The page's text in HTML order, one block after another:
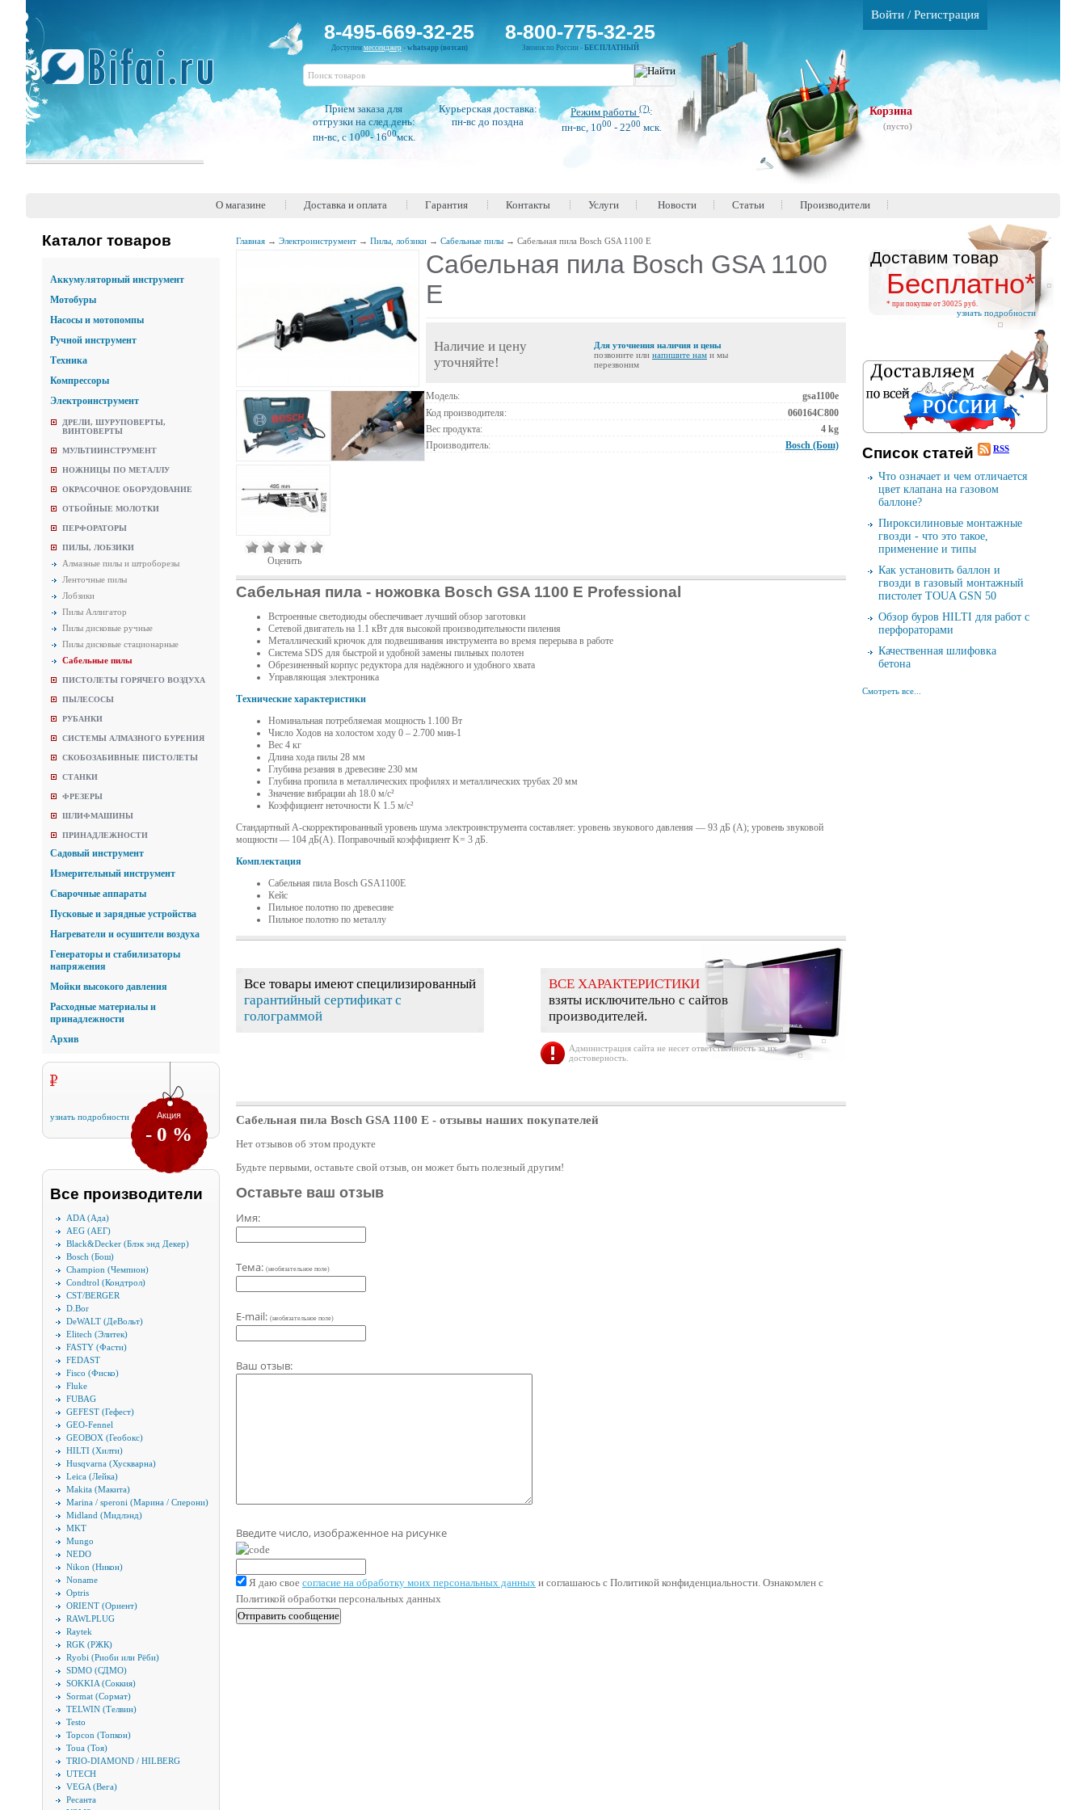
Войти /Регистрация
8-495-669-32-25
Доступен мессенджер- whatsapp (вотсап)
8-800-775-32-25
Звонок по России - БЕСПЛАТНЫЙ
Прием заказа для
отгрузки на след.день:
пн-вс, c 1000- 1600мск.
Курьерская доставка:
пн-вс до поздна
Режим работы(?):
пн-вс, 1000 - 2200 мск.
Корзина
(пусто)
О магазине Доставка и оплата Гарантия Контакты Услуги Новости Статьи Производители
Каталог товаров
Аккумуляторный инструмент
Мотобуры
Насосы и мотопомпы
Ручной инструмент
Техника
Компрессоры
Электроинструмент
ДРЕЛИ, ШУРУПОВЕРТЫ,
ВИНТОВЕРТЫ
МУЛЬТИИНСТРУМЕНТ
НОЖНИЦЫ ПО МЕТАЛЛУ
ОКРАСОЧНОЕ ОБОРУДОВАНИЕ
ОТБОЙНЫЕ МОЛОТКИ
ПЕРФОРАТОРЫ
ПИЛЫ, ЛОБЗИКИ
Алмазные пилы и штроборезы
Ленточные пилы
Лобзики
Пилы Аллигатор
Пилы дисковые ручные
Пилы дисковые стационарные
Сабельные пилы
ПИСТОЛЕТЫ ГОРЯЧЕГО ВОЗДУХА
ПЫЛЕСОСЫ
РУБАНКИ
СИСТЕМЫ АЛМАЗНОГО БУРЕНИЯ
СКОБОЗАБИВНЫЕ ПИСТОЛЕТЫ
СТАНКИ
ФРЕЗЕРЫ
ШЛИФМАШИНЫ
ПРИНАДЛЕЖНОСТИ
Садовый инструмент
Измерительный инструмент
Сварочные аппараты
Пусковые и зарядные устройства
Нагреватели и осушители воздуха
Генераторы и стабилизаторы
напряжения
Мойки высокого давления
Расходные материалы и
принадлежности
Архив
Акция
- 0 %
узнать подробности
Все производители
ADA (Ада)
AEG (АЕГ)
Black&Decker (Блэк энд Декер)
Bosch (Бош)
Champion (Чемпион)
Condtrol (Кондтрол)
CST/BERGER
D.Bor
DeWALT (ДеВольт)
Elitech (Элитек)
FASTY (Фасти)
FEDAST
Fisco (Фиско)
Fluke
FUBAG
GEFEST (Гефест)
GEO-Fennel
GEOBOX (Геобокс)
HILTI (Хилти)
Husqvarna (Хускварна)
Leica (Лейка)
Makita (Макита)
Marina / speroni (Марина / Сперони)
Midland (Мидлэнд)
MKT
Mungo
NEDO
Nikon (Никон)
Noname
Optris
ORIENT (Ориент)
RAWLPLUG
Raytek
RGK (РЖК)
Ryobi (Риоби или Рёби)
SDMO (СДМО)
SOKKIA (Соккия)
Sormat (Сормат)
TELWIN (Телвин)
Testo
Topcon (Топкон)
Toua (Тоя)
TRIO-DIAMOND / HILBERG
UTECH
VEGA (Вега)
Ресанта
Главная → Электроинструмент → Пилы, лобзики → Сабельные пилы → Сабельная пила Bosch GSA 1100 E
Оценить
Сабельная пила Bosch GSA 1100
E
Наличие и цену
уточняйте!
Для уточнения наличия и цены
позвоните или напишите нам и мы
перезвоним
Модель:
gsa1100e
Код производителя:
060164C800
Вес продукта:
4 kg
Производитель:
Bosch (Бош)
Сабельная пила - ножовка Bosch GSA 1100 E Professional
Встроенные светодиоды обеспечивает лучший обзор заготовки
Сетевой двигатель на 1.1 кВт для высокой производительности пиления
Металлический крючок для подвешивания инструмента во время перерыва в работе
Система SDS для быстрой и удобной замены пильных полотен
Обрезиненный корпус редуктора для надёжного и удобного хвата
Управляющая электроника
Технические характеристики
Номинальная потребляемая мощность 1.100 Вт
Число Ходов на холостом ходу 0 – 2.700 мин-1
Вес 4 кг
Длина хода пилы 28 мм
Глубина резания в древесине 230 мм
Глубина пропила в металлических профилях и металлических трубах 20 мм
Значение вибрации ah 18.0 м/с²
Коэффициент неточности K 1.5 м/с²
Стандартный A-скорректированный уровень шума электроинструмента составляет: уровень звукового давления — 93 дБ (A); уровень звуковой
мощности — 104 дБ(A). Поправочный коэффициент K= 3 дБ.
Комплектация
Сабельная пила Bosch GSA1100E
Кейс
Пильное полотно по древесине
Пильное полотно по металлу
Все товары имеют специлизированный
гарантийный сертификат с
голограммой
ВСЕ ХАРАКТЕРИСТИКИ
взяты исключительно с сайтов
производителей.
Администрация сайта не несет ответственность за их
достоверность.
Сабельная пила Bosch GSA 1100 E - отзывы наших покупателей
Нет отзывов об этом продукте
Будьте первыми, оставьте свой отзыв, он может быть полезный другим!
Оставьте ваш отзыв
Имя:
Тема: (необязательное поле)
E-mail: (необязательное поле)
Ваш отзыв:
Введите число, изображенное на рисунке
Я даю свое согласие на обработку моих персональных данных и соглашаюсь с Политикой конфиденциальности. Ознакомлен с
Политикой обработки персональных данных
Доставим товар
Бесплатно*
* при покупке от 30025 руб.
узнать подробности
Cписок cтатей RSS
Что означает и чем отличается
цвет клапана на газовом
баллоне?
Пироксилиновые монтажные
гвозди - что это такое,
применение и типы
Как установить баллон и
гвозди в газовый монтажный
пистолет TOUA GSN 50
Обзор буров HILTI для работ с
перфораторами
Качественная шлифовка
бетона
Смотреть все...